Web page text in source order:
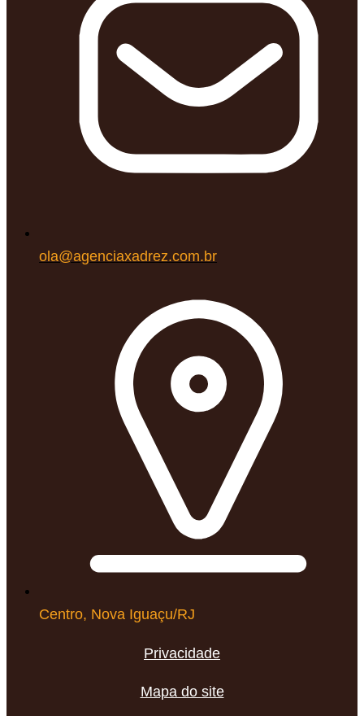
ola@agenciaxadrez.com.br
Centro, Nova Iguaçu/RJ
Privacidade
Mapa do site